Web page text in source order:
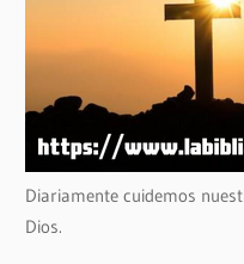
Diariamente cuidemos
Dios.